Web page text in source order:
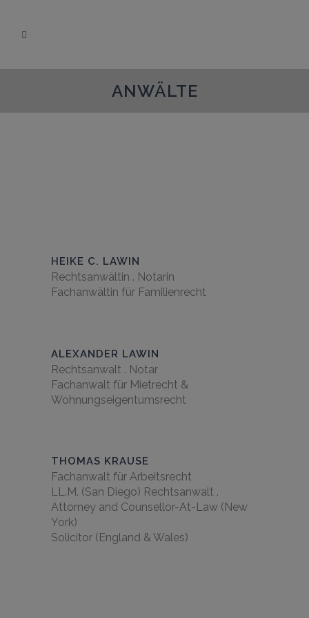
ANWÄLTE
HEIKE C. LAWIN
Rechtsanwältin . Notarin
Fachanwältin für Familienrecht
ALEXANDER LAWIN
Rechtsanwalt . Notar
Fachanwalt für Mietrecht &
Wohnungseigentumsrecht
THOMAS KRAUSE
Fachanwalt für Arbeitsrecht
LL.M. (San Diego) Rechtsanwalt .
Attorney and Counsellor-At-Law (New
York)
Solicitor (England & Wales)